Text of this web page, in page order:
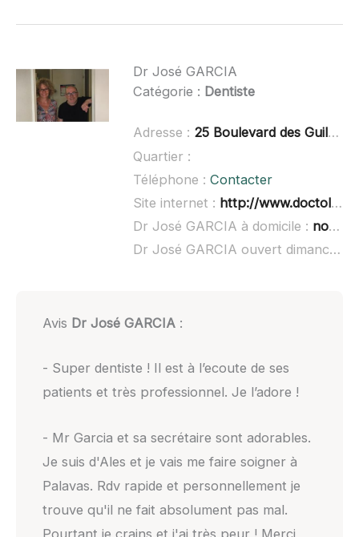
Dr José GARCIA
Catégorie : Dentiste
Adresse : 25 Boulevard des Guilhems, 34250 Palavas-les-Flots
Quartier :
Téléphone : Contacter
Site internet : http://www.doctolib.fr/dentiste/palavas-les-flots/jose-garcia
Dr José GARCIA à domicile : non renseigné
Dr José GARCIA ouvert dimanche :
Avis Dr José GARCIA:
- Super dentiste ! Il est à l’ecoute de ses
patients et très professionnel. Je l’adore !
- Mr Garcia et sa secrétaire sont adorables.
Je suis d'Ales et je vais me faire soigner à
Palavas. Rdv rapide et personnellement je
trouve qu'il ne fait absolument pas mal.
Pourtant je crains et j'ai très peur ! Merci